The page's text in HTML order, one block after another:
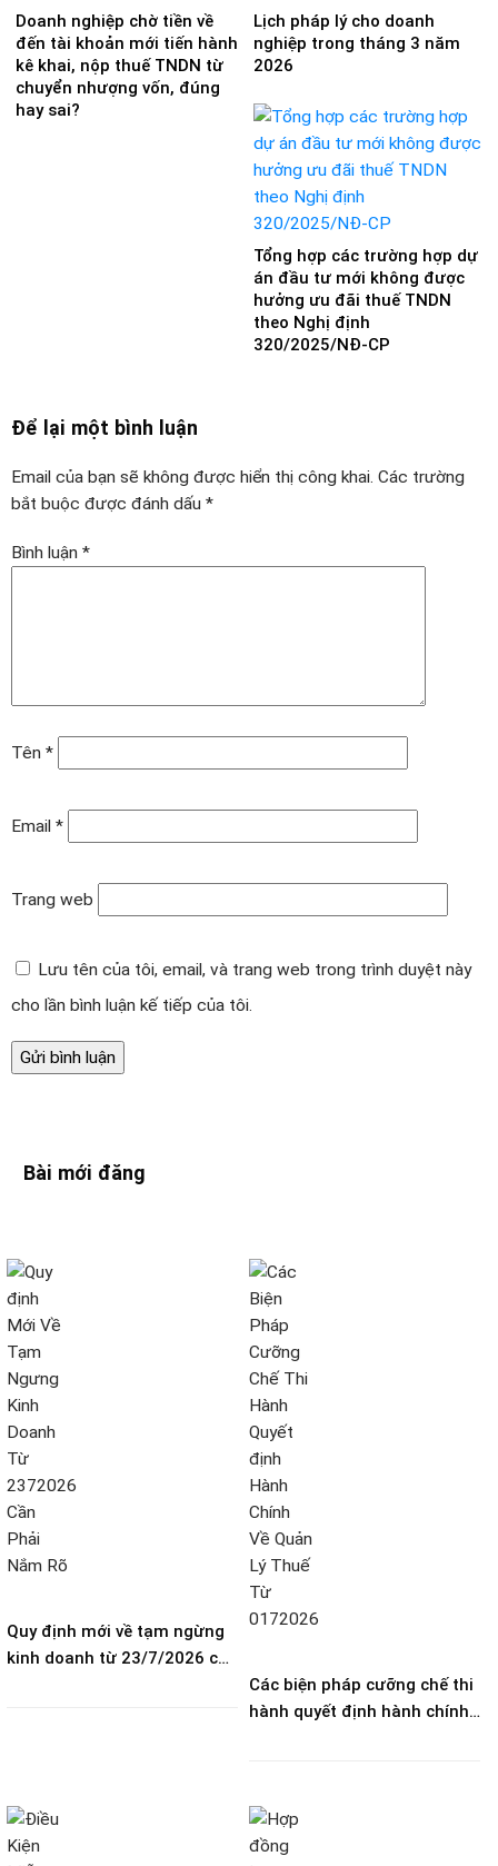
Doanh nghiệp chờ tiền về
đến tài khoản mới tiến hành
kê khai, nộp thuế TNDN từ
chuyển nhượng vốn, đúng
hay sai?
Lịch pháp lý cho doanh
nghiệp trong tháng 3 năm
2026
Tổng hợp các trường hợp dự
án đầu tư mới không được
hưởng ưu đãi thuế TNDN
theo Nghị định
320/2025/NĐ-CP
Để lại một bình luận
Email của bạn sẽ không được hiển thị công khai. Các trường
bắt buộc được đánh dấu *
Bình luận *
Tên *
Email *
Trang web
Lưu tên của tôi, email, và trang web trong trình duyệt này
cho lần bình luận kế tiếp của tôi.
Bài mới đăng
Quy định mới về tạm ngừng
kinh doanh từ 23/7/2026 cần
Các biện pháp cưỡng chế thi
hành quyết định hành chính